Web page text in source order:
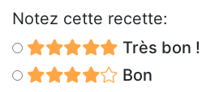
Notez cette recette:
Très bon !
Bon